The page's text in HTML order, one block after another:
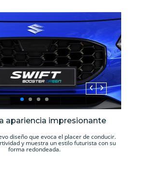
apariencia impresionante
diseño que evoca el placer de conducir.
y muestra un estilo futurista con su
forma redondeada.